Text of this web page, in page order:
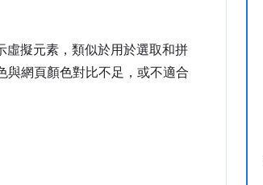
虛擬元素，類似於用於選取和拼
與網頁顏色對比不足，或不適合